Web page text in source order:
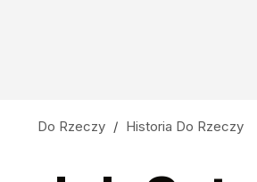
Do Rzeczy / Historia Do Rzeczy